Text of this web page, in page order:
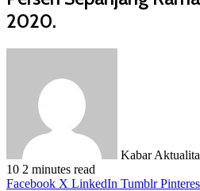
2020.
Kabar Aktualita
10 2 minutes read
Facebook X LinkedIn Tumblr